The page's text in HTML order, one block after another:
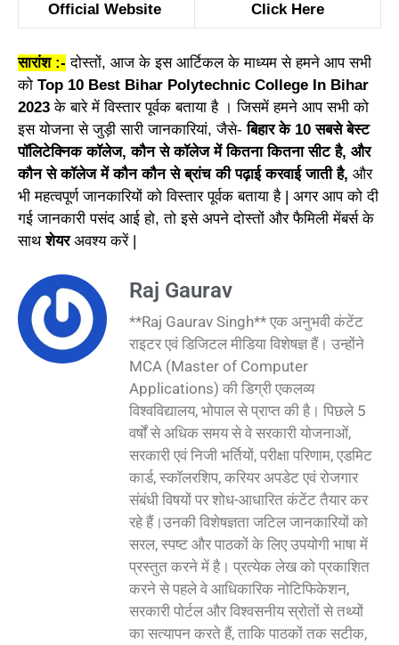
Official Website Click Here
सारांश :- दोस्तों, आज के इस आर्टिकल के माध्यम से हमने आप सभी
को Top 10 Best Bihar Polytechnic College In Bihar
2023के बारे में विस्तार पूर्वक बताया है । जिसमें हमने आप सभी को
इस योजना से जुड़ी सारी जानकारियां, जैसे-बिहार के 10 सबसे बेस्ट
पॉलिटेक्निक कॉलेज, कौन से कॉलेज में कितना कितना सीट है, और
कौन से कॉलेज में कौन कौन से ब्रांच की पढ़ाई करवाई जाती है, और
भी महत्वपूर्ण जानकारियों को विस्तार पूर्वक बताया है | अगर आप को दी
गई जानकारी पसंद आई हो, तो इसे अपने दोस्तों और फैमिली मेंबर्स के
साथशेयरअवश्य करें |
Raj Gaurav
**Raj Gaurav Singh** एक अनुभवी कंटेंट
राइटर एवं डिजिटल मीडिया विशेषज्ञ हैं। उन्होंने
MCA (Master of Computer
Applications) की डिग्री एकलव्य
विश्वविद्यालय, भोपाल से प्राप्त की है। पिछले 5
वर्षों से अधिक समय से वे सरकारी योजनाओं,
सरकारी एवं निजी भर्तियों, परीक्षा परिणाम, एडमिट
कार्ड, स्कॉलरशिप, करियर अपडेट एवं रोजगार
संबंधी विषयों पर शोध-आधारित कंटेंट तैयार कर
रहे हैं।उनकी विशेषज्ञता जटिल जानकारियों को
सरल, स्पष्ट और पाठकों के लिए उपयोगी भाषा में
प्रस्तुत करने में है। प्रत्येक लेख को प्रकाशित
करने से पहले वे आधिकारिक नोटिफिकेशन,
सरकारी पोर्टल और विश्वसनीय स्रोतों से तथ्यों
का सत्यापन करते हैं, ताकि पाठकों तक सटीक,